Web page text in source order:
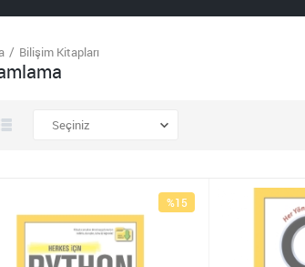
Bilişim Kitapları
%15